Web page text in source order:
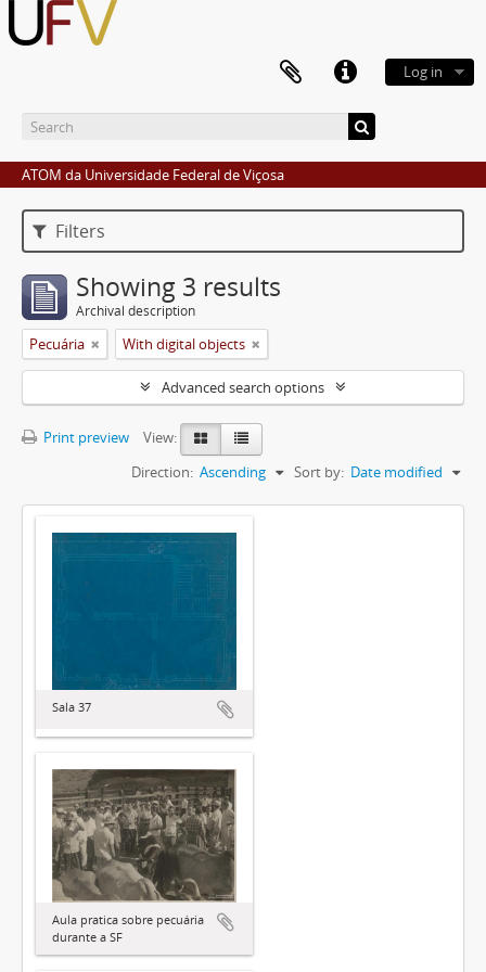
Log in
ATOM da Universidade Federal de Viçosa
Filters
Showing 3 results
Archival description
Pecuária With digital objects
Advanced search options
Print preview
View:
Sort by: Date modified
Direction: Ascending
Sala 37
Aula pratica sobre pecuária
durante a SF